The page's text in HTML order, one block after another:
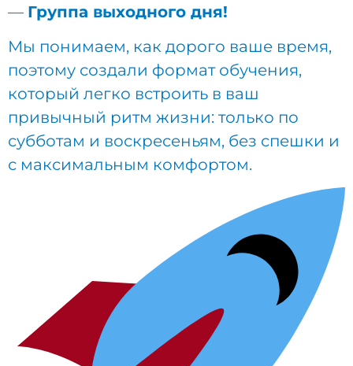
— Группа выходного дня!
Мы понимаем, как дорого ваше время,
поэтому создали формат обучения,
который легко встроить в ваш
привычный ритм жизни: только по
субботам и воскресеньям, без спешки и
с максимальным комфортом.